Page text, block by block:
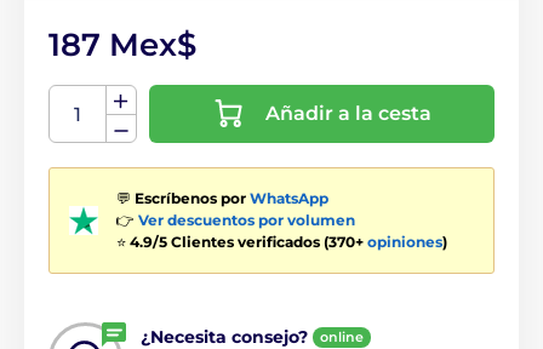
187 Mex$
Añadir a la cesta
💬 Escríbenos por WhatsApp
👉 Ver descuentos por volumen
⭐ 4.9/5 Clientes verificados (370+ opiniones)
¿Necesita consejo? online